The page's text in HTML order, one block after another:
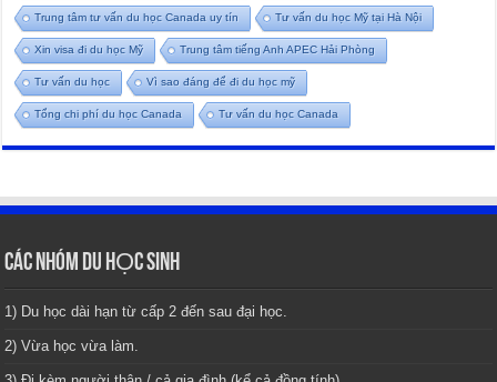
Trung tâm tư vấn du học Canada uy tín Tư vấn du học Mỹ tại Hà Nội
Xin visa đi du học Mỹ Trung tâm tiếng Anh APEC Hải Phòng
Tư vấn du học Vì sao đáng để đi du học mỹ
Tổng chi phí du học Canada Tư vấn du học Canada
CÁC NHÓM DU HỌC SINH
1) Du học dài hạn từ cấp 2 đến sau đại học.
2) Vừa học vừa làm.